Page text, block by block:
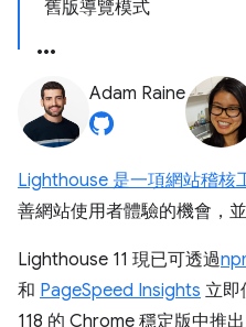
舊版導覽模式
Adam Raine
Lighthouse 是一項網站稽核
善網站使用者體驗的機會，
Lighthouse 11 現已可透過
和 PageSpeed Insights 立即
118 的 Chrome 穩定版中推出